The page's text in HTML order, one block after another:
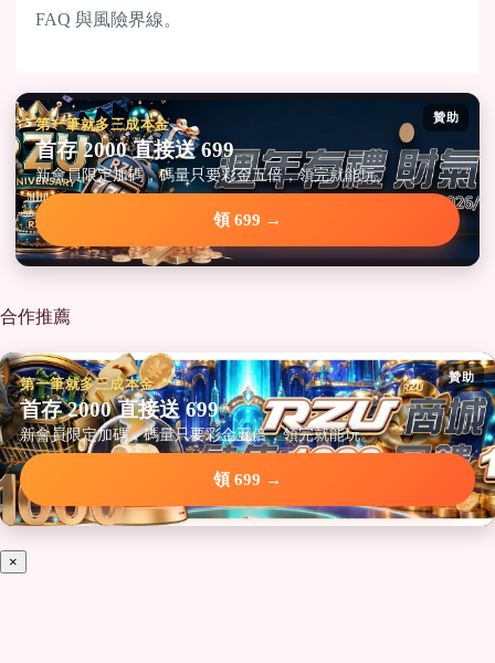
FAQ 與風險界線。
贊助
第一筆就多三成本金
首存 2000 直接送 699
新會員限定加碼，碼量只要彩金五倍，領完就能玩。
領 699 →
合作推薦
贊助
第一筆就多三成本金
首存 2000 直接送 699
新會員限定加碼，碼量只要彩金五倍，領完就能玩。
領 699 →
×